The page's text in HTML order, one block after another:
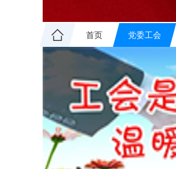
首页
党委工会